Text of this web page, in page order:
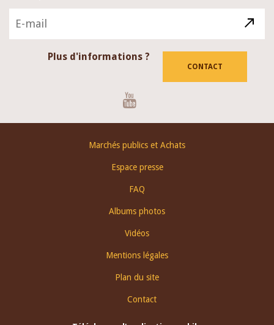
Plus d'informations ?
CONTACT
Marchés publics et Achats
Espace presse
FAQ
Albums photos
Vidéos
Mentions légales
Plan du site
Contact